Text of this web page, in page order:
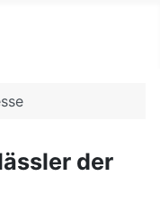
der